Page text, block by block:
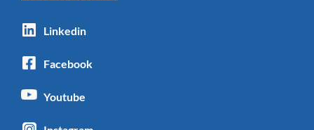
Linkedin
Facebook
Youtube